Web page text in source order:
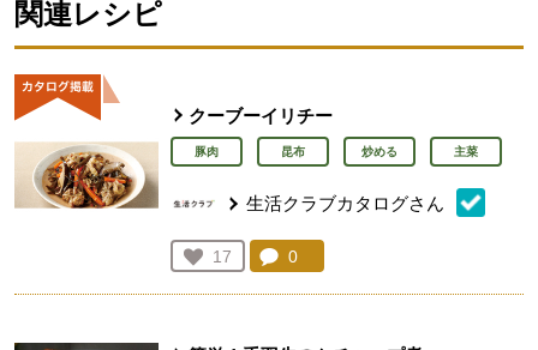
関連レシピ
クーブーイリチー
豚肉 昆布 炒める 主菜
生活クラブカタログさん
お気に入り登録：
17
人が登録
コメント：
0